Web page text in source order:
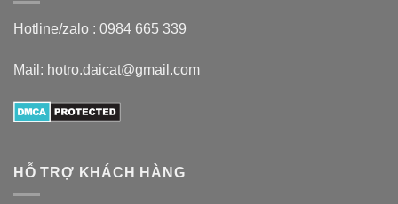
Hotline/zalo : 0984 665 339
Mail: hotro.daicat@gmail.com
HỖ TRỢ KHÁCH HÀNG